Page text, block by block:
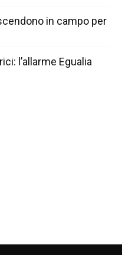
in campo per
l’allarme Egualia